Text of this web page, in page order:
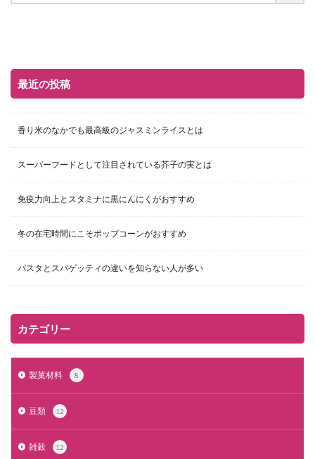
最近の投稿
香り米のなかでも最高級のジャスミンライスとは
スーパーフードとして注目されている芥子の実とは
免疫力向上とスタミナに黒にんにくがおすすめ
冬の在宅時間にこそポップコーンがおすすめ
パスタとスパゲッティの違いを知らない人が多い
カテゴリー
製菓材料 8
豆類 12
雑穀 12